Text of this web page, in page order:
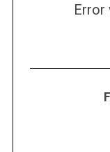
Error